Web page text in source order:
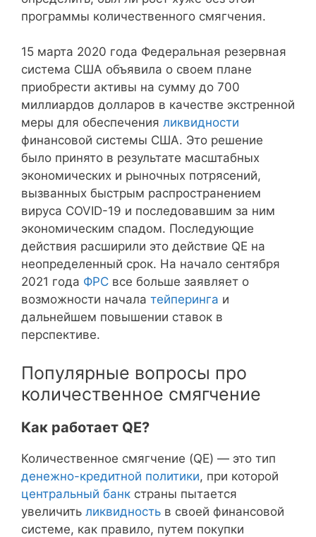
программы количественного смягчения.
15 марта 2020 года Федеральная резервная
система США объявила о своем плане
приобрести активы на сумму до 700
миллиардов долларов в качестве экстренной
меры для обеспечения ликвидности
финансовой системы США. Это решение
было принято в результате масштабных
экономических и рыночных потрясений,
вызванных быстрым распространением
вируса COVID-19 и последовавшим за ним
экономическим спадом. Последующие
действия расширили это действие QE на
неопределенный срок. На начало сентября
2021 года ФРС все больше заявляет о
возможности начала тейперинга и
дальнейшем повышении ставок в
перспективе.
Популярные вопросы про
количественное смягчение
Как работает QE?
Количественное смягчение (QE) — это тип
денежно-кредитной политики, при которой
центральный банк страны пытается
увеличить ликвидность в своей финансовой
системе, как правило, путем покупки